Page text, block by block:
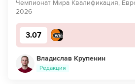
Чемпионат Мира Квалификация,
2026
3.07
Владислав Крупенин
Редакция